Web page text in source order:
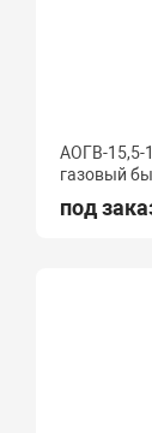
АОГВ-15,5-
газовый
под